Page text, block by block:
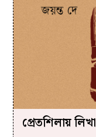
প্রেতশিলায় লিখা